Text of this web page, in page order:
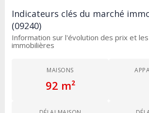
Indicateurs clés du marché
(09240)
Information sur l'évolution des prix et
immobilières
MAISONS
92 m²